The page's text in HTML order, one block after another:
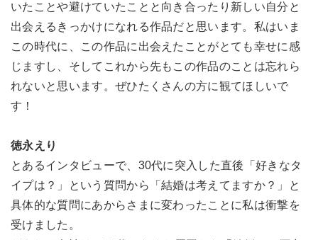
いたことや避けていたことと向き合ったり新しい自分と
出会えるきっかけになれる作品だと思います。私はいま
この時代に、この作品に出会えたことがとても幸せに感
じますし、そしてこれから先もこの作品のことは忘れら
れないと思います。ぜひたくさんの方に観てほしいで
す！
徳永えり
とあるインタビューで、30代に突入した直後「好きなタ
イプは？」という質問から「結婚は考えてますか？」と
具体的な質問にあからさまに変わったことに私は衝撃を
受けました。